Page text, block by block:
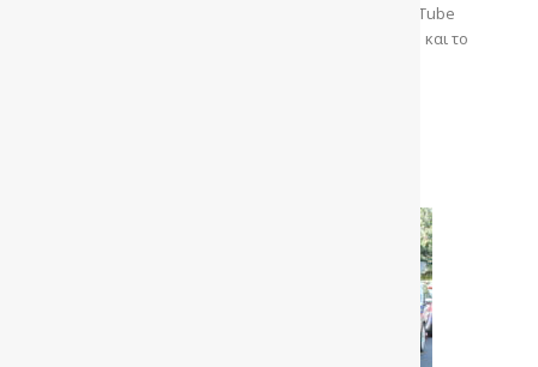
ταχυτήτων; Το γνωστό κανάλι «Garage54» στο YouTube
μπήκε στον πειρασμό και "σκάλιξε" ένα παλιό Lada και το